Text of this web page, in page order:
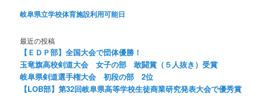
岐阜県立学校体育施設利用可能日
最近の投稿
【ＥＤＰ部】全国大会で団体優勝！
玉竜旗高校剣道大会 女子の部 敢闘賞（５人抜き）受賞
岐阜県剣道選手権大会 初段の部 2位
【LOB部】第32回岐阜県高等学校生徒商業研究発表大会で優秀賞